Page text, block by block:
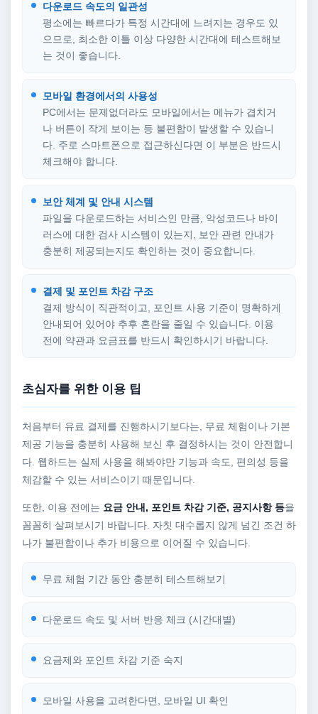
다운로드 속도의 일관성
평소에는 빠르다가 특정 시간대에 느려지는 경우도 있
으므로, 최소한 이틀 이상 다양한 시간대에 테스트해보
는 것이 좋습니다.
모바일 환경에서의 사용성
PC에서는 문제없더라도 모바일에서는 메뉴가 겹치거
나 버튼이 작게 보이는 등 불편함이 발생할 수 있습니
다. 주로 스마트폰으로 접근하신다면 이 부분은 반드시
체크해야 합니다.
보안 체계 및 안내 시스템
파일을 다운로드하는 서비스인 만큼, 악성코드나 바이
러스에 대한 검사 시스템이 있는지, 보안 관련 안내가
충분히 제공되는지도 확인하는 것이 중요합니다.
결제 및 포인트 차감 구조
결제 방식이 직관적이고, 포인트 사용 기준이 명확하게
안내되어 있어야 추후 혼란을 줄일 수 있습니다. 이용
전에 약관과 요금표를 반드시 확인하시기 바랍니다.
초심자를 위한 이용 팁
처음부터 유료 결제를 진행하시기보다는, 무료 체험이나 기본
제공 기능을 충분히 사용해 보신 후 결정하시는 것이 안전합니
다. 웹하드는 실제 사용을 해봐야만 기능과 속도, 편의성 등을
체감할 수 있는 서비스이기 때문입니다.
또한, 이용 전에는 요금 안내, 포인트 차감 기준, 공지사항 등을
꼼꼼히 살펴보시기 바랍니다. 자칫 대수롭지 않게 넘긴 조건 하
나가 불편함이나 추가 비용으로 이어질 수 있습니다.
무료 체험 기간 동안 충분히 테스트해보기
다운로드 속도 및 서버 반응 체크 (시간대별)
요금제와 포인트 차감 기준 숙지
모바일 사용을 고려한다면, 모바일 UI 확인